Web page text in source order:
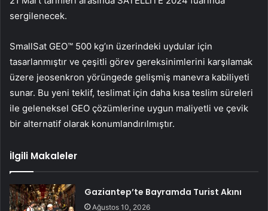
sergilenecek.
SmallSat GEO™ 500 kg’ın üzerindeki uydular için
tasarlanmıştır ve çeşitli görev gereksinimlerini karşılamak
üzere jeosenkron yörüngede gelişmiş manevra kabiliyeti
sunar. Bu yeni teklif, teslimat için daha kısa teslim süreleri
ile geleneksel GEO çözümlerine uygun maliyetli ve çevik
bir alternatif olarak konumlandırılmıştır.
İlgili Makaleler
Gaziantep’te Bayramda Turist Akını
Ağustos 10, 2026